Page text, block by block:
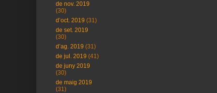
de nov. 2019
(30)
d’oct. 2019 (31)
de set. 2019
(30)
d’ag. 2019 (31)
de jul. 2019 (41)
de juny 2019
(30)
de maig 2019
(31)